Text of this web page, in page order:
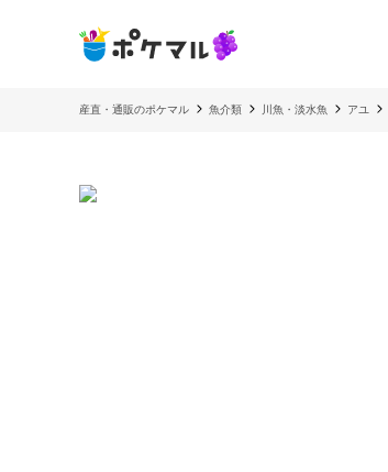
産直・通販のポケマル 魚介類 川魚・淡水魚 アユ